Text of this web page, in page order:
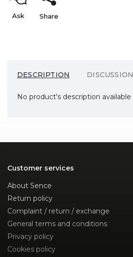
Ask Share
DESCRIPTION DISCUSSION
No product's description available
Customer services
About Sence
Return policy
Complaint / return / exchange
General terms and conditions
Privacy policy
Cookies policy